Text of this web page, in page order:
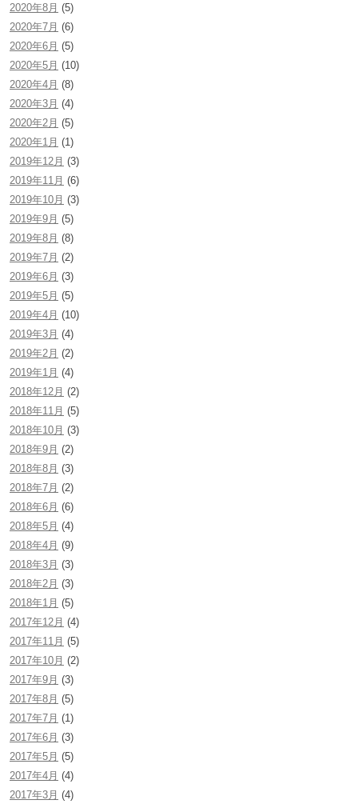
2020年8月 (5)
2020年7月 (6)
2020年6月 (5)
2020年5月 (10)
2020年4月 (8)
2020年3月 (4)
2020年2月 (5)
2020年1月 (1)
2019年12月 (3)
2019年11月 (6)
2019年10月 (3)
2019年9月 (5)
2019年8月 (8)
2019年7月 (2)
2019年6月 (3)
2019年5月 (5)
2019年4月 (10)
2019年3月 (4)
2019年2月 (2)
2019年1月 (4)
2018年12月 (2)
2018年11月 (5)
2018年10月 (3)
2018年9月 (2)
2018年8月 (3)
2018年7月 (2)
2018年6月 (6)
2018年5月 (4)
2018年4月 (9)
2018年3月 (3)
2018年2月 (3)
2018年1月 (5)
2017年12月 (4)
2017年11月 (5)
2017年10月 (2)
2017年9月 (3)
2017年8月 (5)
2017年7月 (1)
2017年6月 (3)
2017年5月 (5)
2017年4月 (4)
2017年3月 (4)